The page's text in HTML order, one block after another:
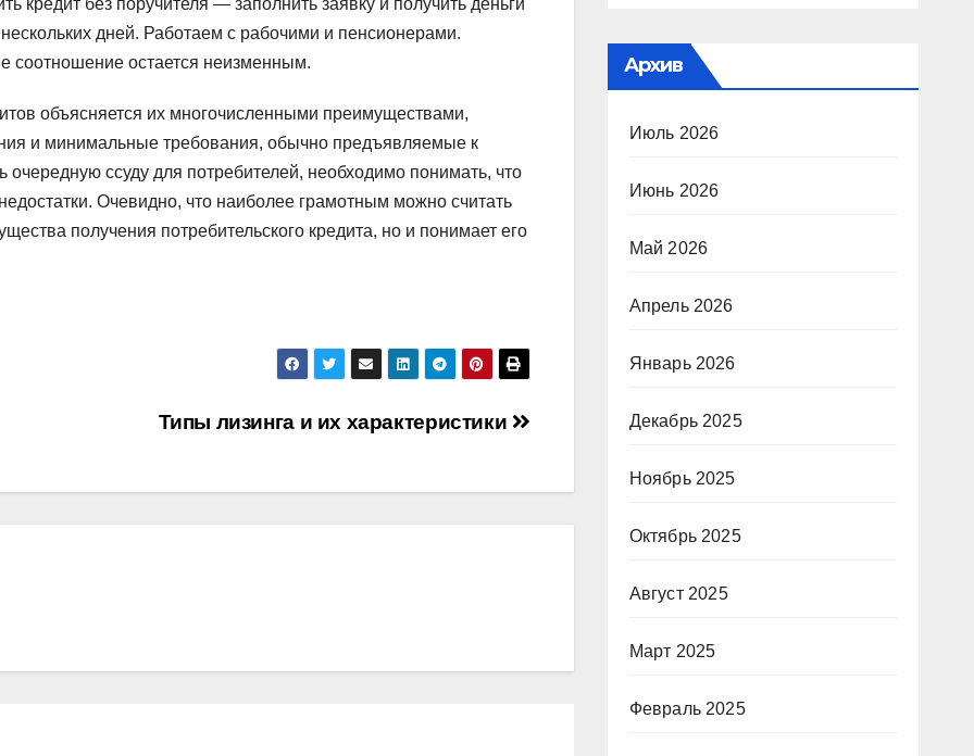
дней. Работаем с рабочими и пенсионерами.
соотношение остается неизменным.
объясняется их многочисленными преимуществами,
и минимальные требования, обычно предъявляемые к
ссуду для потребителей, необходимо понимать, что
Очевидно, что наиболее грамотным можно считать
получения потребительского кредита, но и понимает его
Типы лизинга и их характеристики
Архив
Июль 2026
Июнь 2026
Май 2026
Апрель 2026
Январь 2026
Декабрь 2025
Ноябрь 2025
Октябрь 2025
Август 2025
Март 2025
Февраль 2025